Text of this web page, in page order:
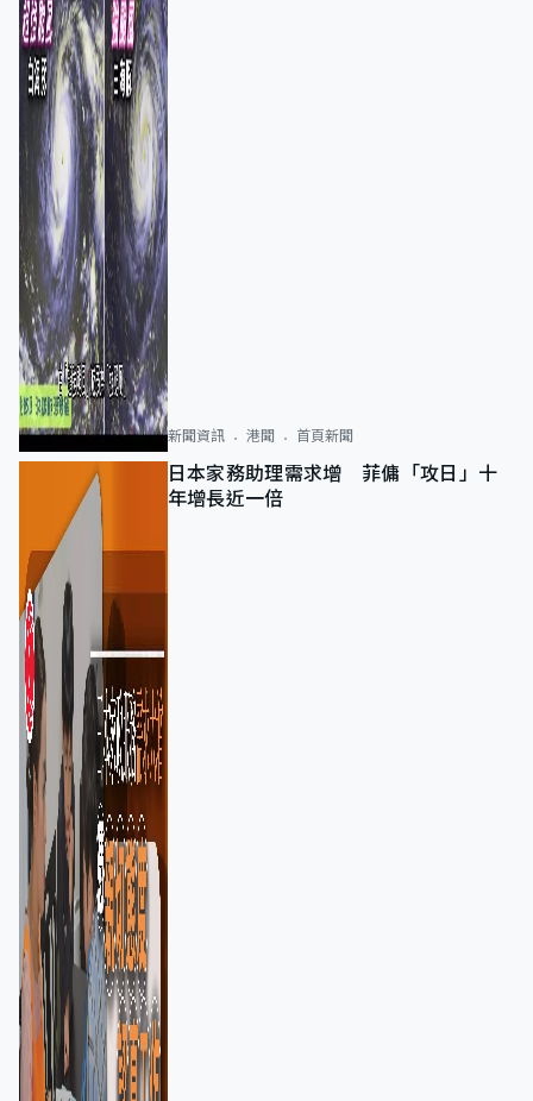
新聞資訊 港聞 首頁新聞
日本家務助理需求增 菲傭「攻日」十
年增長近一倍